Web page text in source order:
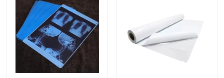
A propos de nous
Visite d'usine
Contrôle de la qualité